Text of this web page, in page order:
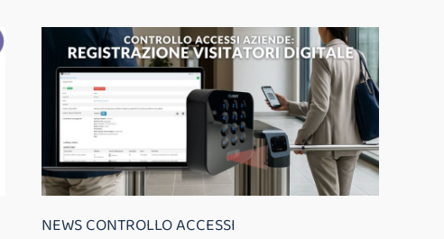
NEWS CONTROLLO ACCESSI